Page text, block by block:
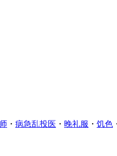
・ 病急乱投医 ・ 晚礼服 ・ 饥色